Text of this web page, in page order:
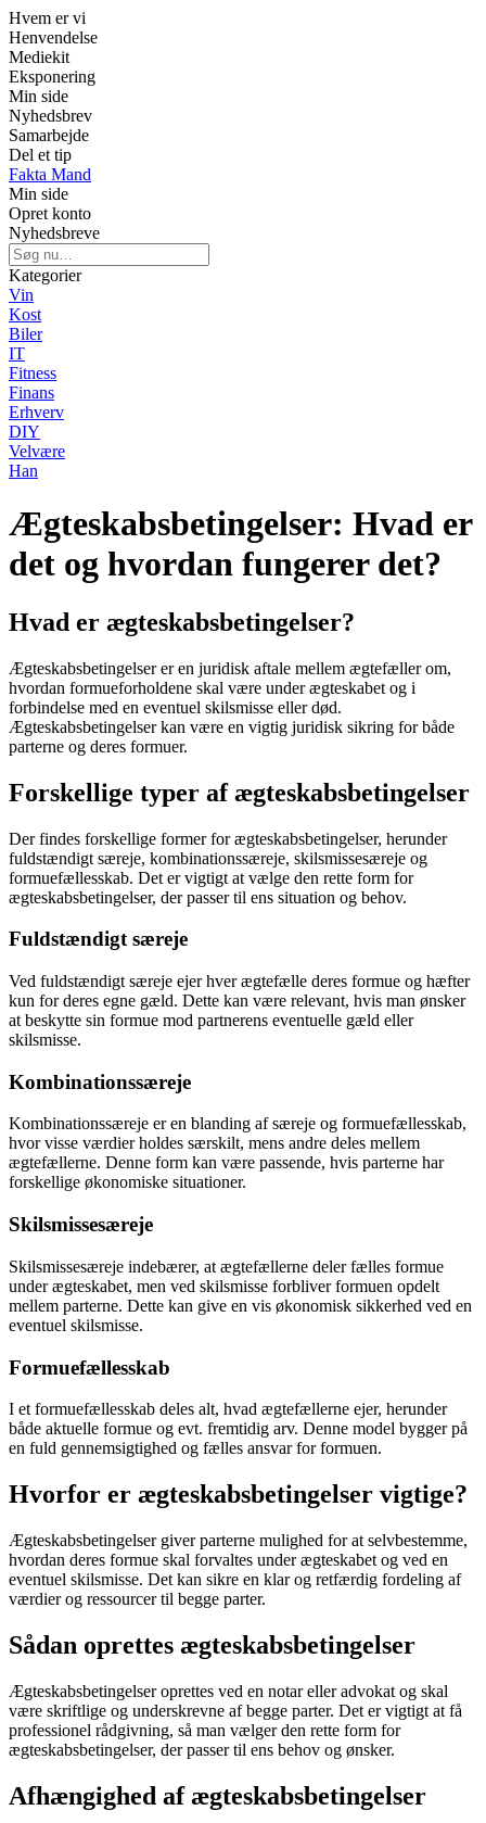
Hvem er vi
Henvendelse
Mediekit
Eksponering
Min side
Nyhedsbrev
Samarbejde
Del et tip
Fakta Mand
Min side
Opret konto
Nyhedsbreve
Kategorier
Vin
Kost
Biler
IT
Fitness
Finans
Erhverv
DIY
Velvære
Han
Ægteskabsbetingelser: Hvad er
det og hvordan fungerer det?
Hvad er ægteskabsbetingelser?
Ægteskabsbetingelser er en juridisk aftale mellem ægtefæller om,
hvordan formueforholdene skal være under ægteskabet og i
forbindelse med en eventuel skilsmisse eller død.
Ægteskabsbetingelser kan være en vigtig juridisk sikring for både
parterne og deres formuer.
Forskellige typer af ægteskabsbetingelser
Der findes forskellige former for ægteskabsbetingelser, herunder
fuldstændigt særeje, kombinationssæreje, skilsmissesæreje og
formuefællesskab. Det er vigtigt at vælge den rette form for
ægteskabsbetingelser, der passer til ens situation og behov.
Fuldstændigt særeje
Ved fuldstændigt særeje ejer hver ægtefælle deres formue og hæfter
kun for deres egne gæld. Dette kan være relevant, hvis man ønsker
at beskytte sin formue mod partnerens eventuelle gæld eller
skilsmisse.
Kombinationssæreje
Kombinationssæreje er en blanding af særeje og formuefællesskab,
hvor visse værdier holdes særskilt, mens andre deles mellem
ægtefællerne. Denne form kan være passende, hvis parterne har
forskellige økonomiske situationer.
Skilsmissesæreje
Skilsmissesæreje indebærer, at ægtefællerne deler fælles formue
under ægteskabet, men ved skilsmisse forbliver formuen opdelt
mellem parterne. Dette kan give en vis økonomisk sikkerhed ved en
eventuel skilsmisse.
Formuefællesskab
I et formuefællesskab deles alt, hvad ægtefællerne ejer, herunder
både aktuelle formue og evt. fremtidig arv. Denne model bygger på
en fuld gennemsigtighed og fælles ansvar for formuen.
Hvorfor er ægteskabsbetingelser vigtige?
Ægteskabsbetingelser giver parterne mulighed for at selvbestemme,
hvordan deres formue skal forvaltes under ægteskabet og ved en
eventuel skilsmisse. Det kan sikre en klar og retfærdig fordeling af
værdier og ressourcer til begge parter.
Sådan oprettes ægteskabsbetingelser
Ægteskabsbetingelser oprettes ved en notar eller advokat og skal
være skriftlige og underskrevne af begge parter. Det er vigtigt at få
professionel rådgivning, så man vælger den rette form for
ægteskabsbetingelser, der passer til ens behov og ønsker.
Afhængighed af ægteskabsbetingelser